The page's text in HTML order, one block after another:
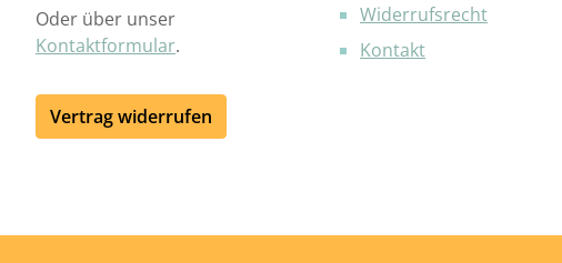
Oder über unser
Kontaktformular.
Vertrag widerrufen
Widerrufsrecht
Kontakt